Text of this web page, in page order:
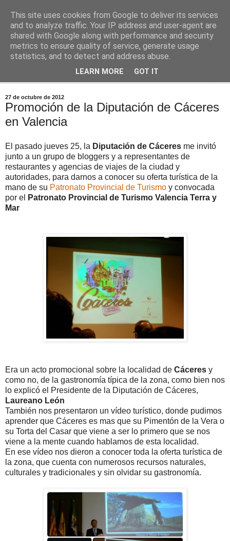
Comoju
La Cocina del Día a Día y el día a día de la Gastronomía
27 de octubre de 2012
Promoción de la Diputación de Cáceres
en Valencia
El pasado jueves 25, la Diputación de Cáceres me invitó
junto a un grupo de bloggers y a representantes de
restaurantes y agencias de viajes de la ciudad y
autoridades, para darnos a conocer su oferta turística de la
mano de su Patronato Provincial de Turismo y convocada
por el
Patronato Provincial de Turismo Valencia Terra y
Mar
Era un acto promocional sobre la localidad de Cáceres y
como no, de la gastronomía típica de la zona, como bien nos
lo explicó el Presidente de la Diputación de Cáceres,
Laureano León
También nos presentaron un vídeo turístico, donde pudimos
aprender que Cáceres es mas que su Pimentón de la Vera o
su Torta del Casar que viene a ser lo primero que se nos
viene a la mente cuando hablamos de esta localidad.
En ese vídeo nos dieron a conocer toda la oferta turística de
la zona, que cuenta con numerosos recursos naturales,
culturales y tradicionales y sin olvidar su gastronomía.
This site uses cookies from Google to deliver its services
and to analyze traffic. Your IP address and user-agent are
shared with Google along with performance and security
metrics to ensure quality of service, generate usage
statistics, and to detect and address abuse.
LEARN MORE GOT IT